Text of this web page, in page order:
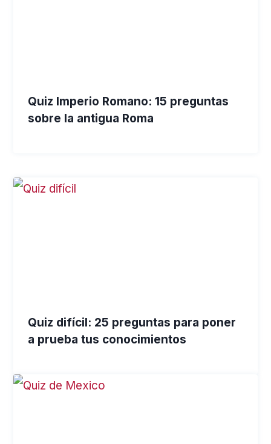
Quiz Imperio Romano: 15 preguntas
sobre la antigua Roma
Quiz difícil: 25 preguntas para poner
a prueba tus conocimientos